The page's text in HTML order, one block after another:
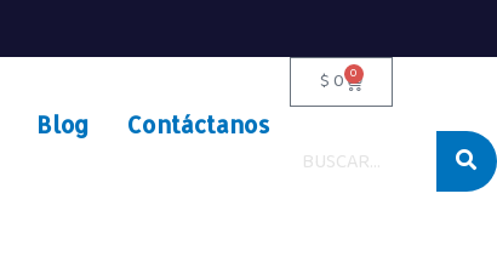
Blog Contáctanos
$0 0